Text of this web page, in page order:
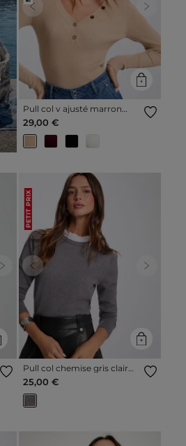
Previous Next
Pull col v ajusté marron
clair femme
29,00 €
Next
PETIT PRIX
Previous Next
Pull col chemise gris clair
femme
25,00 €